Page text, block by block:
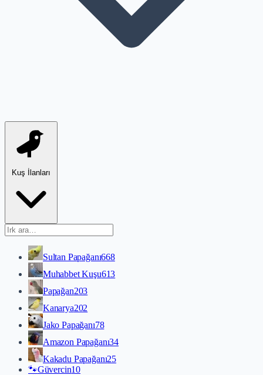
Kuş İlanları
Sultan Papağanı668
Muhabbet Kuşu613
Papağan203
Kanarya202
Jako Papağanı78
Amazon Papağanı34
Kakadu Papağanı25
🐾Güvercin10